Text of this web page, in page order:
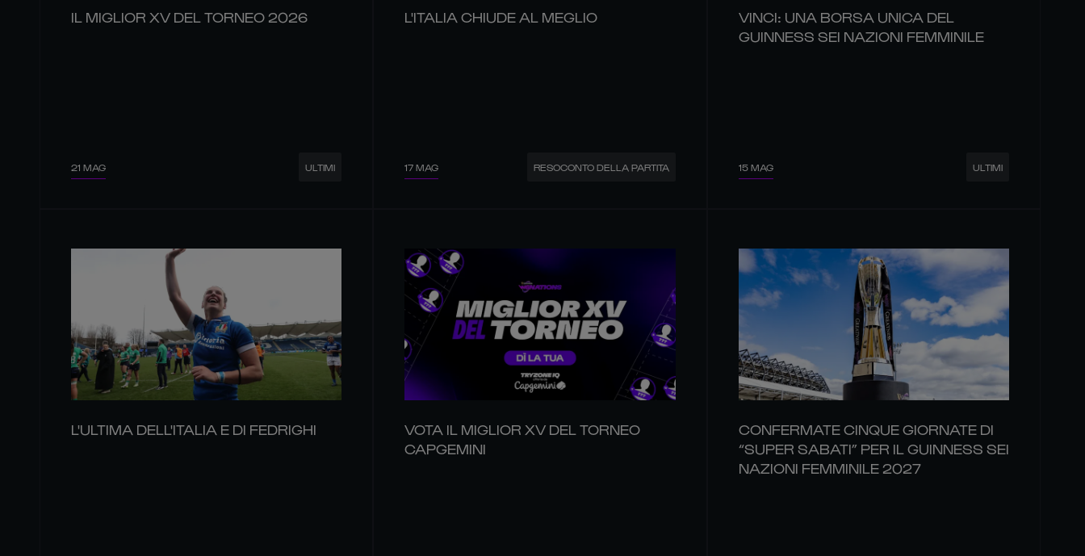
IL MIGLIOR XV DEL TORNEO 2026
21 MAG ULTIMI
L'ITALIA CHIUDE AL MEGLIO
17 MAG RESOCONTO DELLA PARTITA
VINCI: UNA BORSA UNICA DEL
GUINNESS SEI NAZIONI FEMMINILE
15 MAG ULTIMI
L'ULTIMA DELL'ITALIA E DI FEDRIGHI
VOTA IL MIGLIOR XV DEL TORNEO
CAPGEMINI
CONFERMATE CINQUE GIORNATE DI
“SUPER SABATI” PER IL GUINNESS SEI
NAZIONI FEMMINILE 2027